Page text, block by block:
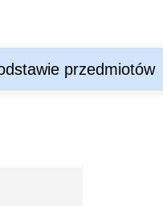
przedmiotów